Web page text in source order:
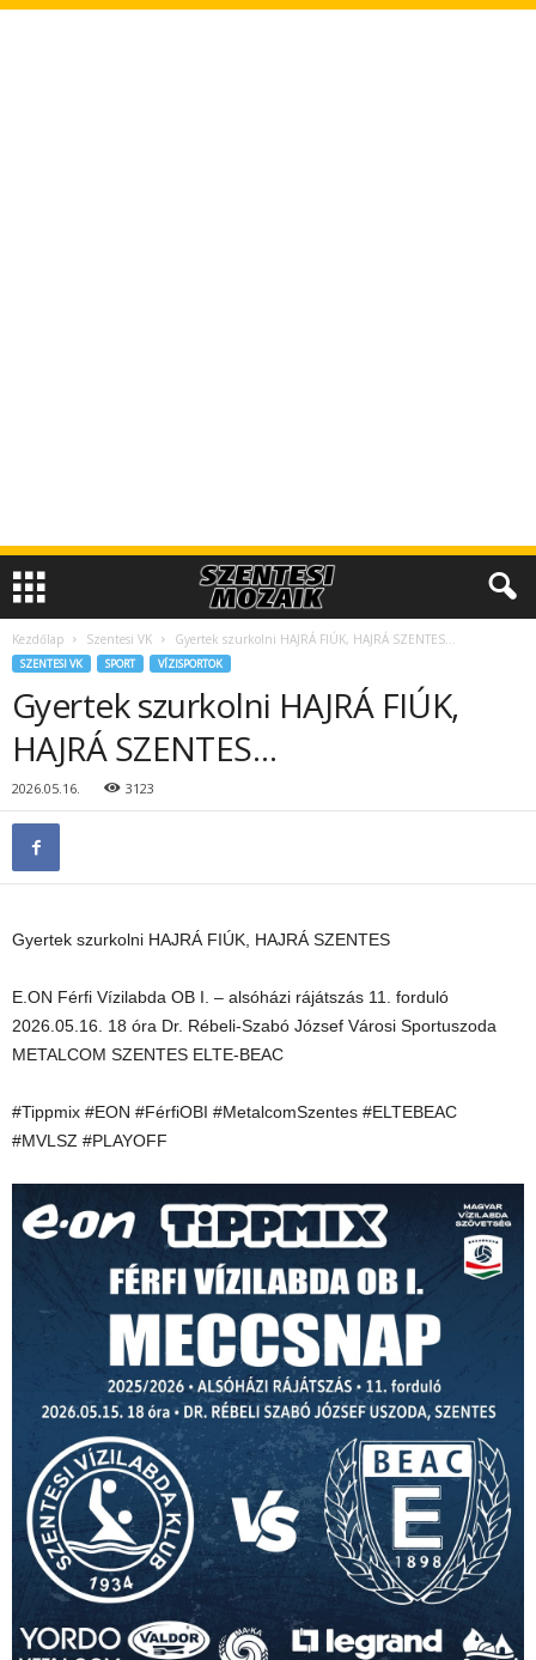
Kezdőlap Szentesi VK Gyertek szurkolni HAJRÁ FIÚK, HAJRÁ SZENTES…
SZENTESI VK SPORT VÍZISPORTOK
Gyertek szurkolni HAJRÁ FIÚK,
HAJRÁ SZENTES…
2026.05.16. 3123
Gyertek szurkolni HAJRÁ FIÚK, HAJRÁ SZENTES
E.ON Férfi Vízilabda OB I. – alsóházi rájátszás 11. forduló
2026.05.16. 18 óra Dr. Rébeli-Szabó József Városi Sportuszoda
METALCOM SZENTES ELTE-BEAC
#Tippmix #EON #FérfiOBI #MetalcomSzentes #ELTEBEAC
#MVLSZ #PLAYOFF